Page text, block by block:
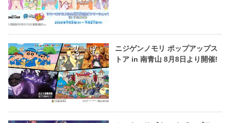
ニジゲンノモリ ポップアップス
トア in 南青山 8月8日より開催!